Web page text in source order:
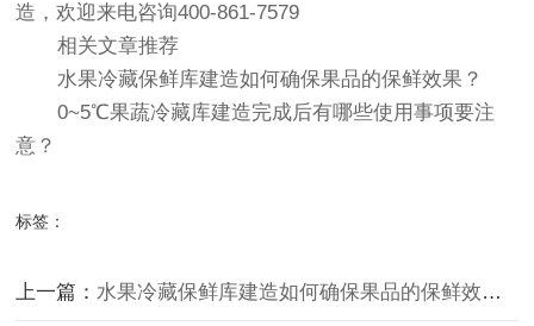
造，欢迎来电咨询400-861-7579
相关文章推荐
水果冷藏保鲜库建造如何确保果品的保鲜效果？
0~5℃果蔬冷藏库建造完成后有哪些使用事项要注
意？
标签：
上一篇：水果冷藏保鲜库建造如何确保果品的保鲜效果？_浩爽制冷